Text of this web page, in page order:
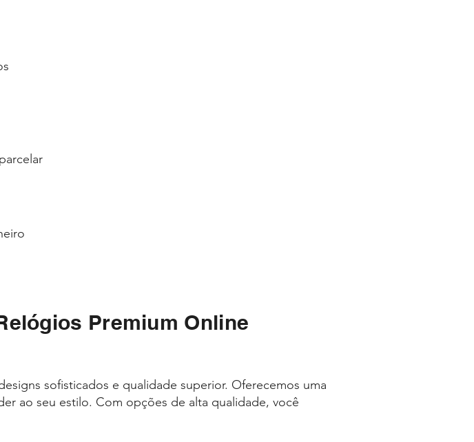
Premium Online
sofisticados e qualidade superior. Oferecemos uma
ao seu estilo. Com opções de alta qualidade, você